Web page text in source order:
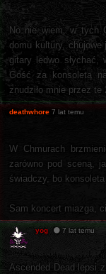
No nie wiem, w tych
domu kultury, chujowe
gitary ledwo
Gość za konsoletą
znudziło mnie przez
deathwhore 7 lat temu
W Chmurach
zarówno pod sceną,
świadczy, bo
Sam koncert miazga,
yog 7 lat temu
Ascended Dead lepsi